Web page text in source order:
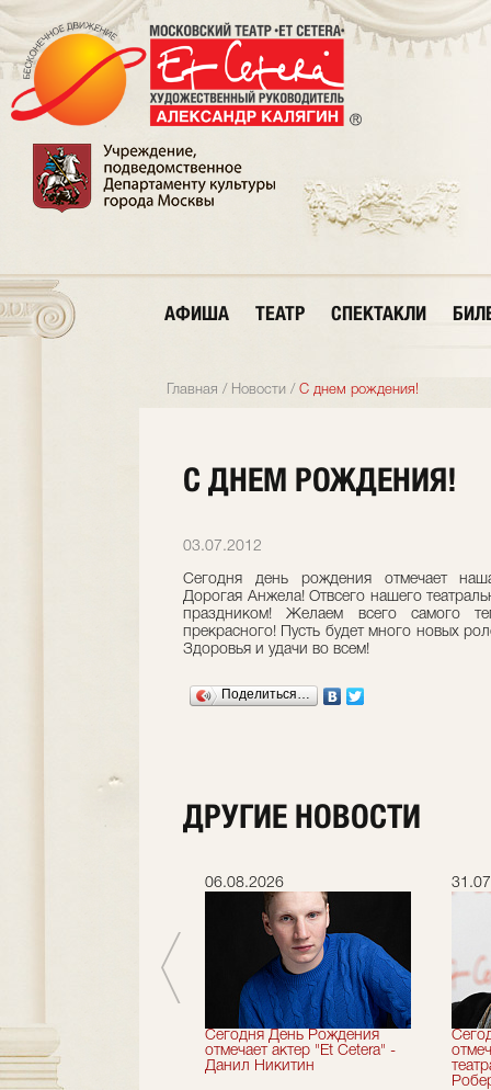
АФИША ТЕАТР СПЕКТАКЛИ
Главная / Новости / С днем рождения!
С ДНЕМ РОЖДЕНИЯ!
03.07.2012
Сегодня день рождения отмечает
Дорогая Анжела! Отвсего нашего
праздником! Желаем всего самого
прекрасного! Пусть будет много новых
Здоровья и удачи во всем!
Поделиться…
ДРУГИЕ НОВОСТИ
сезон!
06.08.2026
Сегодня День Рождения
отмечает актер "Et Cetera" -
Данил Никитин